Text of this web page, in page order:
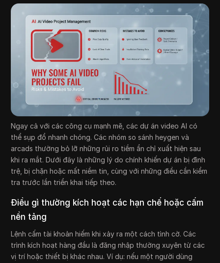
Ngay cả với các công cụ mạnh mẽ, các dự án video AI có
thể sụp đổ nhanh chóng. Các nhóm so sánh heygen và
arcads thường bỏ lỡ những rủi ro tiềm ẩn chỉ xuất hiện sau
khi ra mắt. Dưới đây là những lý do chính khiến dự án bị đình
trệ, bị chặn hoặc mất niềm tin, cùng với những điều cần kiểm
tra trước lần triển khai tiếp theo.
Điều gì thường kích hoạt các hạn chế hoặc cấm
nền tảng
Lệnh cấm tài khoản hiếm khi xảy ra một cách tình cờ. Các
trình kích hoạt hàng đầu là đăng nhập thường xuyên từ các
vị trí hoặc thiết bị khác nhau. Ví dụ: nếu một người dùng